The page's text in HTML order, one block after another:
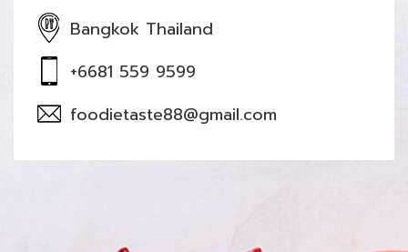
Bangkok Thailand
+6681 559 9599
foodietaste88@gmail.com